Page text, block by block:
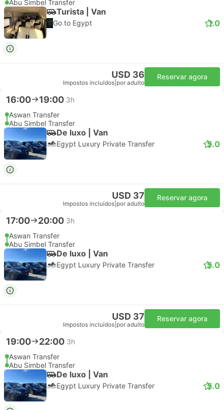
Abu Simbel Transfer
Turista | Van
Go to Egypt 1.0
USD 36
Impostos incluídos por adulto
Reservar agora
16:00 19:00 3h
Aswan Transfer
Abu Simbel Transfer
De luxo | Van
Egypt Luxury Private Transfer 5.0
USD 37
Impostos incluídos por adulto
Reservar agora
17:00 20:00 3h
Aswan Transfer
Abu Simbel Transfer
De luxo | Van
Egypt Luxury Private Transfer 5.0
USD 37
Impostos incluídos por adulto
Reservar agora
19:00 22:00 3h
Aswan Transfer
Abu Simbel Transfer
De luxo | Van
Egypt Luxury Private Transfer 5.0